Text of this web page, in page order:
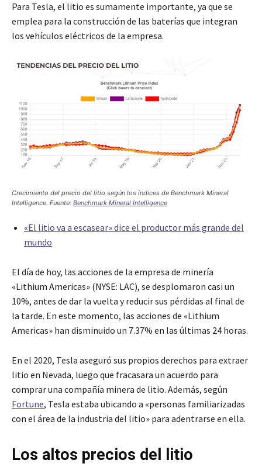
Para Tesla, el litio es sumamente importante, ya que se
emplea para la construcción de las baterías que integran
los vehículos eléctricos de la empresa.
Crecimiento del precio del litio según los índices de Benchmark Mineral
Intelligence. Fuente: Benchmark Mineral Intelligence
«El litio va a escasear» dice el productor más grande del
mundo
El día de hoy, las acciones de la empresa de minería
«Lithium Americas» (NYSE: LAC), se desplomaron casi un
10%, antes de dar la vuelta y reducir sus pérdidas al final de
la tarde. En este momento, las acciones de «Lithium
Americas» han disminuido un 7.37% en las últimas 24 horas.
En el 2020, Tesla aseguró sus propios derechos para extraer
litio en Nevada, luego que fracasara un acuerdo para
comprar una compañía minera de litio. Además, según
Fortune, Tesla estaba ubicando a «personas familiarizadas
con el área de la industria del litio» para adentrarse en ella.
Los altos precios del litio